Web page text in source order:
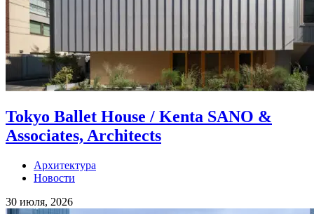
Tokyo Ballet House / Kenta SANO &
Associates, Architects
Архитектура
Новости
30 июля, 2026